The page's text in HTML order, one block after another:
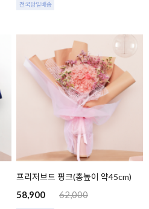
전국당일배송
프리저브드 핑크(총높이 약45cm)
58,900 62,000